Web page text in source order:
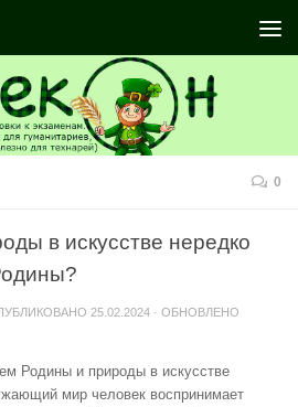
0
в искусстве нередко
25.02.2024 · ОБНОВЛЕНО
Родины и природы в искусстве
мир человек воспринимает